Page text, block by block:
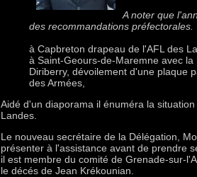
A noter que
des recommandations préfectorales.
à Capbreton drapeau de l'AFL des
à Saint-Geours-de-Maremne avec
Diriberry, dévoilement d'une plaque
des Armées,
Aidé d'un diaporama il énuméra la
Landes.
Le nouveau secrétaire de la Délégation,
présenter à l'assistance avant de prendre
il est membre du comité de Grenade-sur-
le décés de Jean Krékounian.